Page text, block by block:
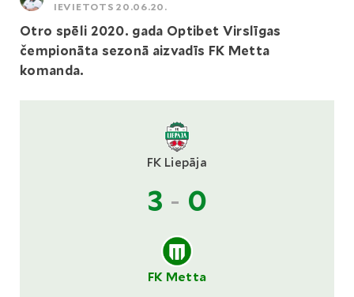
IEVIETOTS 20.06.20.
Otro spēli 2020. gada Optibet Virslīgas
čempionāta sezonā aizvadīs FK Metta
komanda.
FK Liepāja
3 - 0
FK Metta